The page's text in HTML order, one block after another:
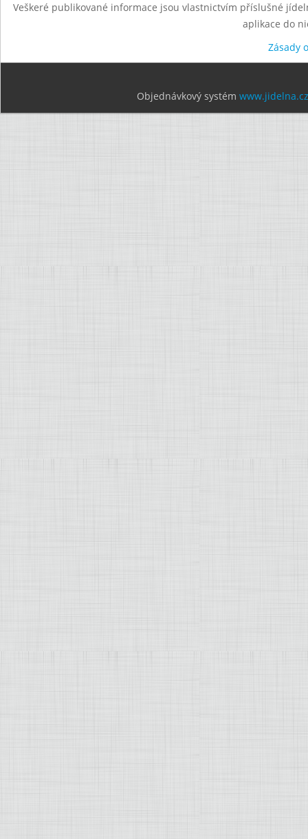
Veškeré publikované informace jsou vlastnictvím příslušné
aplikace do
Zásady
Objednávkový systém www.jidelna.cz